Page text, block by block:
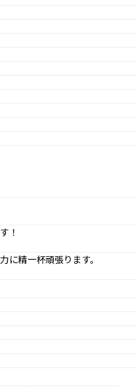
！
に精一杯頑張ります。